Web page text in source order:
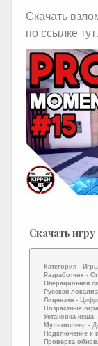
Скачать
по ссылке тут.
Скачать
Категория - Игры
Разработчик -
Операционная
Русская
Лицензия -
Возрастные
Установка кеша -
Мультиплеер -
Подключение к
Проверка